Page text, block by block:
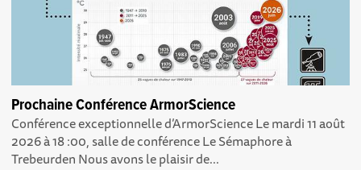
Prochaine Conférence ArmorScience
Conférence exceptionnelle d’ArmorScience Le mardi 11 août
2026 à 18 :00, salle de conférence Le Sémaphore à
Trebeurden Nous avons le plaisir de...